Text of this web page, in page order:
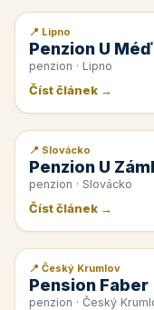
📰 PR článek
📍 Lipno
Penzion U
penzion · Lipno
Číst článek →
📰 PR článek
📍 Slovácko
Penzion U
penzion · Slovácko
Číst článek →
📰 PR článek
📍 Český Krumlov
Pension Faber
penzion · Český